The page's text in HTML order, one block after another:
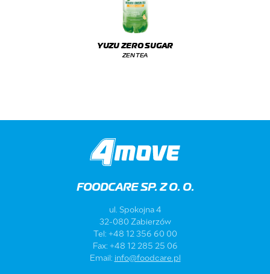
YUZU ZERO SUGAR
ZEN TEA
FOODCARE SP. Z O. O.
ul. Spokojna 4
32-080 Zabierzów
Tel: +48 12 356 60 00
Fax: +48 12 285 25 06
Email: info@foodcare.pl